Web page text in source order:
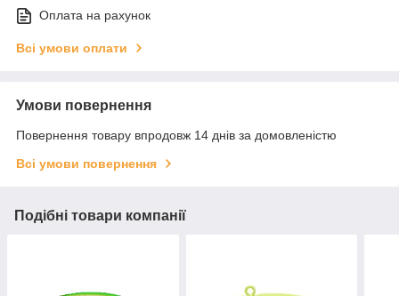
Оплата на рахунок
Всі умови оплати
Умови повернення
Повернення товару впродовж 14 днів за домовленістю
Всі умови повернення
Подібні товари компанії